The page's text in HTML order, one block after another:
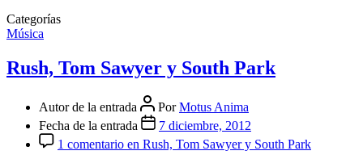
Categorías
Música
Rush, Tom Sawyer y South Park
Autor de la entrada PorMotus Anima
Fecha de la entrada
7 diciembre, 2012
1 comentario en Rush, Tom Sawyer y South Park